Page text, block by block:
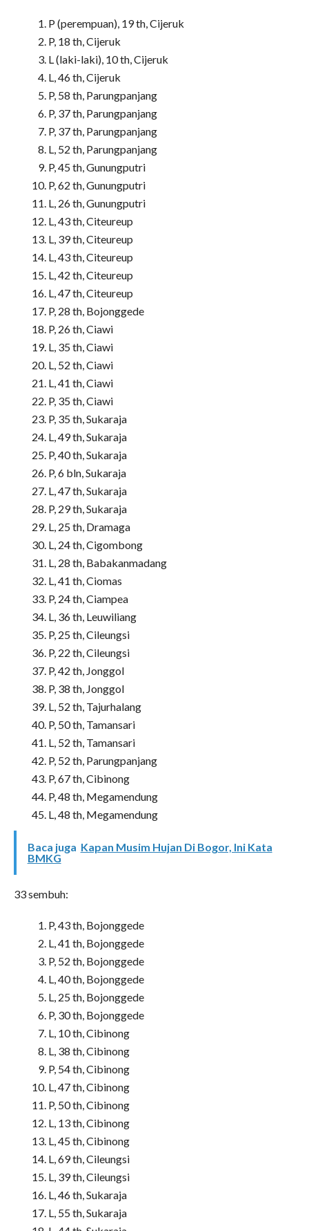
P (perempuan), 19 th, Cijeruk
P, 18 th, Cijeruk
L (laki-laki), 10 th, Cijeruk
L, 46 th, Cijeruk
P, 58 th, Parungpanjang
P, 37 th, Parungpanjang
P, 37 th, Parungpanjang
L, 52 th, Parungpanjang
P, 45 th, Gunungputri
P, 62 th, Gunungputri
L, 26 th, Gunungputri
L, 43 th, Citeureup
L, 39 th, Citeureup
L, 43 th, Citeureup
L, 42 th, Citeureup
L, 47 th, Citeureup
P, 28 th, Bojonggede
P, 26 th, Ciawi
L, 35 th, Ciawi
L, 52 th, Ciawi
L, 41 th, Ciawi
P, 35 th, Ciawi
P, 35 th, Sukaraja
L, 49 th, Sukaraja
P, 40 th, Sukaraja
P, 6 bln, Sukaraja
L, 47 th, Sukaraja
P, 29 th, Sukaraja
L, 25 th, Dramaga
L, 24 th, Cigombong
L, 28 th, Babakanmadang
L, 41 th, Ciomas
P, 24 th, Ciampea
L, 36 th, Leuwiliang
P, 25 th, Cileungsi
P, 22 th, Cileungsi
P, 42 th, Jonggol
P, 38 th, Jonggol
L, 52 th, Tajurhalang
P, 50 th, Tamansari
L, 52 th, Tamansari
P, 52 th, Parungpanjang
P, 67 th, Cibinong
P, 48 th, Megamendung
L, 48 th, Megamendung
Baca juga Kapan Musim Hujan Di Bogor, Ini Kata
BMKG
33 sembuh:
P, 43 th, Bojonggede
L, 41 th, Bojonggede
P, 52 th, Bojonggede
L, 40 th, Bojonggede
L, 25 th, Bojonggede
P, 30 th, Bojonggede
L, 10 th, Cibinong
L, 38 th, Cibinong
P, 54 th, Cibinong
L, 47 th, Cibinong
P, 50 th, Cibinong
L, 13 th, Cibinong
L, 45 th, Cibinong
L, 69 th, Cileungsi
L, 39 th, Cileungsi
L, 46 th, Sukaraja
L, 55 th, Sukaraja